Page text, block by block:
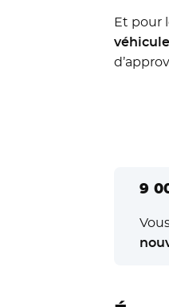
Et pour
9